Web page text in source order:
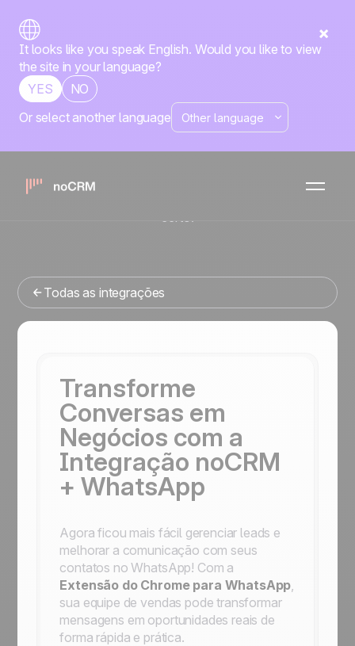
It looks like you speak English. Would you like to view
the site in your language?
YES
NO
Or select another language
Nativa
WhatsAppxnoCRM
Está procurando uma ferramenta de gestao de vendas
certo.
Todas as integrações
Transforme
Conversas em
Negócios com a
Integração noCRM
+ WhatsApp
Agora ficou mais fácil gerenciar leads e
melhorar a comunicação com seus
contatos no WhatsApp! Com a
Extensão do Chrome para WhatsApp,
sua equipe de vendas pode transformar
mensagens em oportunidades reais de
forma rápida e prática.